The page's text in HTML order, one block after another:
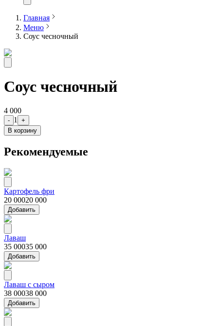
Главная
Меню
Соус чесночный
Соус чесночный
4 000
- 1
+
В корзину
Рекомендуемые
Картофель фри
20 00020 000
Добавить
Лаваш
35 00035 000
Добавить
Лаваш с сыром
38 00038 000
Добавить